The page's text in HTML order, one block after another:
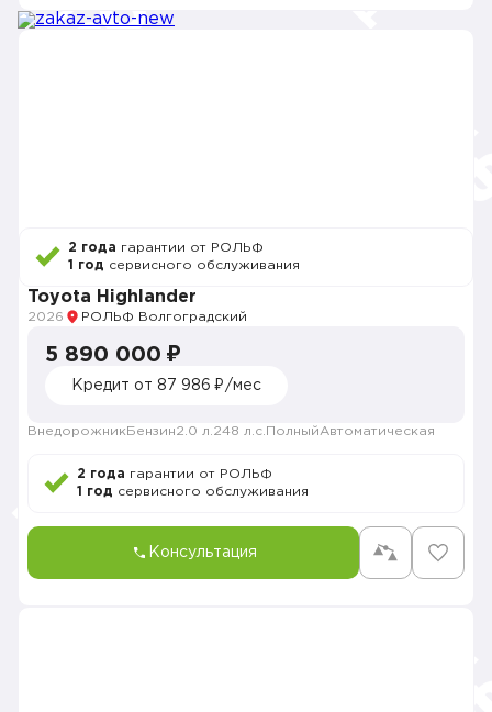
2 года гарантии от РОЛЬФ
1 год сервисного обслуживания
Toyota Highlander
2026 РОЛЬФ Волгоградский
5 890 000 ₽
Кредит от 87 986 ₽/мес
Внедорожник Бензин2.0 л. 248 л.с. ПолныйАвтоматическая
2 года гарантии от РОЛЬФ
1 год сервисного обслуживания
Консультация